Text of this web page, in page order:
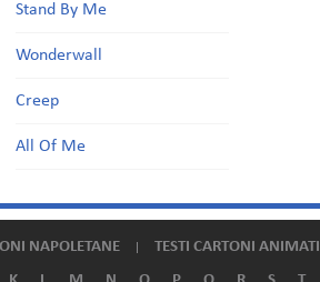
Stand By Me
Wonderwall
Creep
All Of Me
NAPOLETANE TESTI CARTONI ANIMATI